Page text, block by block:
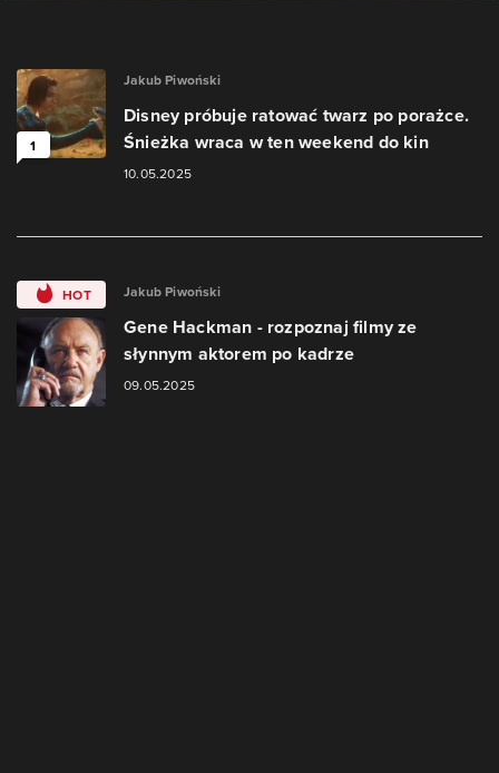
1
Jakub Piwoński
Disney próbuje ratować twarz po porażce.
Śnieżka wraca w ten weekend do kin
10.05.2025
HOT Jakub Piwoński
Gene Hackman - rozpoznaj filmy ze
słynnym aktorem po kadrze
09.05.2025